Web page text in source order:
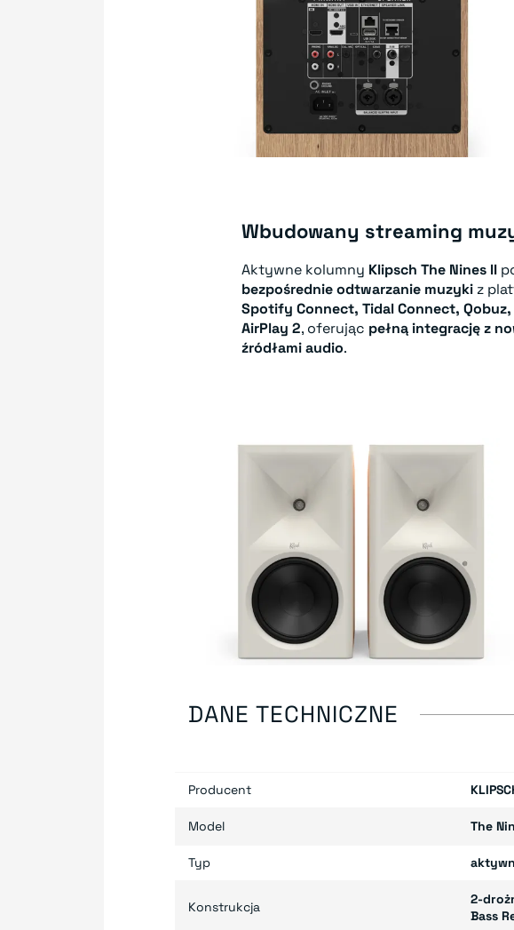
Wbudowany streaming
Aktywne kolumny Klipsch The Nines II
bezpośrednie odtwarzanie muzyki z
Spotify Connect, Tidal Connect, Qobuz,
AirPlay 2, oferując pełną integrację z
źródłami audio.
DANE TECHNICZNE
Producent
Model The
Typ
Konstrukcja
2-
Bass